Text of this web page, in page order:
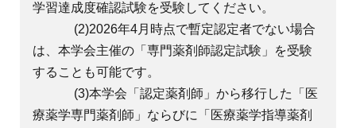
学習達成度確認試験を受験してください。
(2)2026年4月時点で暫定認定者でない場合
は、本学会主催の「専門薬剤師認定試験」を受験
することも可能です。
(3)本学会「認定薬剤師」から移行した「医
療薬学専門薬剤師」ならびに「医療薬学指導薬剤